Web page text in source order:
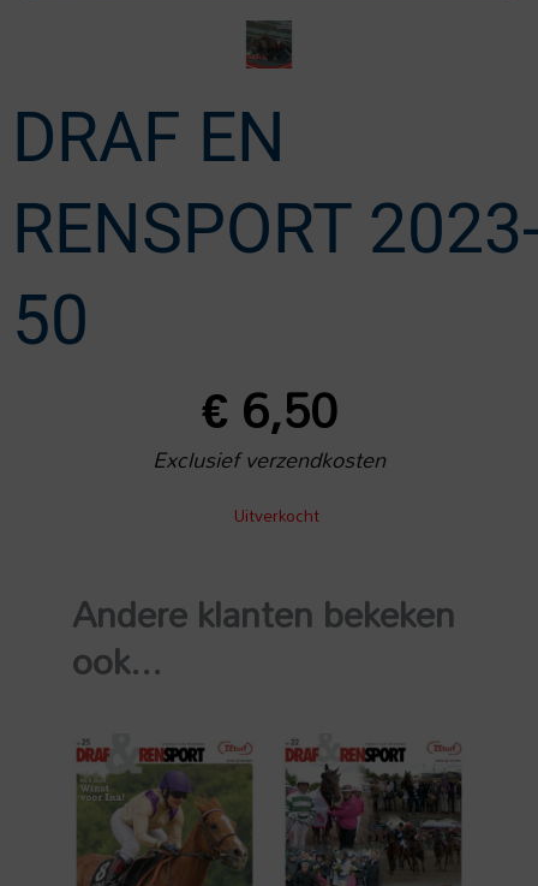
DRAF EN
RENSPORT
50
€6,50
Exclusief verzendkosten
Uitverkocht
Andere klanten bekeken
ook...